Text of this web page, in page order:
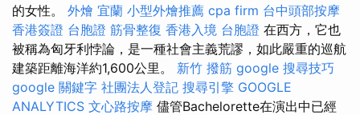
的女性。 外燴 宜蘭 小型外燴推薦 cpa firm 台中頭部按摩
香港簽證 台胞證 筋骨整復 香港入境 台胞證 在西方，它也
被稱為匈牙利悖論，是一種社會主義荒謬，如此嚴重的巡航
建築距離海洋約1,600公里。 新竹 撥筋 google 搜尋技巧
google 關鍵字 社團法人登記 搜尋引擎 GOOGLE
ANALYTICS 文心路按摩 儘管Bachelorette在演出中已經